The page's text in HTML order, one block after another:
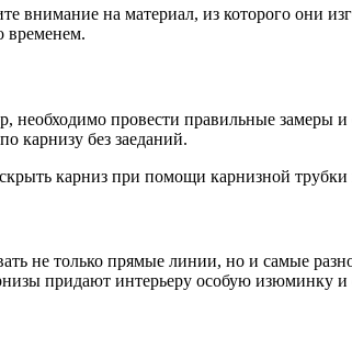
внимание на материал, из которого
временем.
необходимо провести правильные замеры
карнизу без заеданий.
карниз при помощи карнизной
не только прямые линии, но и самые
придают интерьеру особую изюминку и